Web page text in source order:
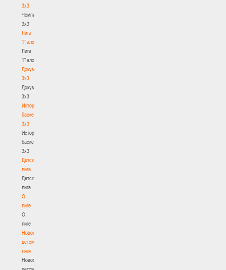
3х3
Чемпионат
3х3
Лига
"Палова"
Лига
"Палова"
Документы
3х3
Документы
3х3
История
баскетбола
3х3
История
баскетбола
3х3
Детская
лига
Детская
лига
О
лиге
О
лиге
Новости
детской
лиги
Новости
детской